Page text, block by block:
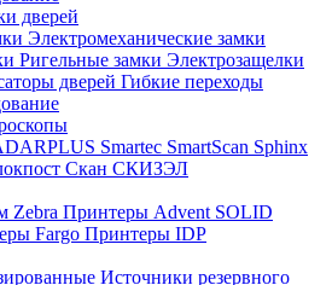
дверей
Электромеханические замки
Ригельные замки Электрозащелки
дверей Гибкие переходы
Smartec SmartScan Sphinx
Скан СКИЗЭЛ
Zebra Принтеры Advent SOLID
Fargo Принтеры IDP
Источники резервного